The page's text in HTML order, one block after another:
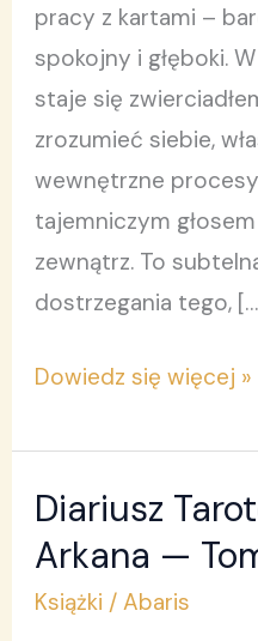
pracy z kartami –
spokojny i głęboki.
staje się
zrozumieć siebie,
wewnętrzne
tajemniczym
zewnątrz. To
dostrzegania tego,
Dowiedz się więcej »
Diariusz
Arkana —
Książki /Abaris
Diariusz
Tarotowy
Małe